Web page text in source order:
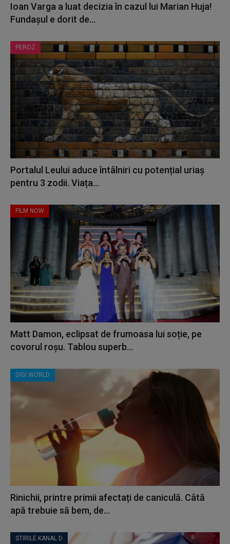
Ioan Varga a luat decizia în cazul lui Marian Huja!
Fundașul e dorit de...
PEROZ
Portalul Leului aduce întâlniri cu potențial uriaș
pentru 3 zodii. Viața...
FILM NOW
Matt Damon, eclipsat de frumoasa lui soție, pe
covorul roșu. Tablou superb...
DIGI WORLD
Rinichii, printre primii afectați de caniculă. Câtă
apă trebuie să bem, de...
STIRILE KANAL D